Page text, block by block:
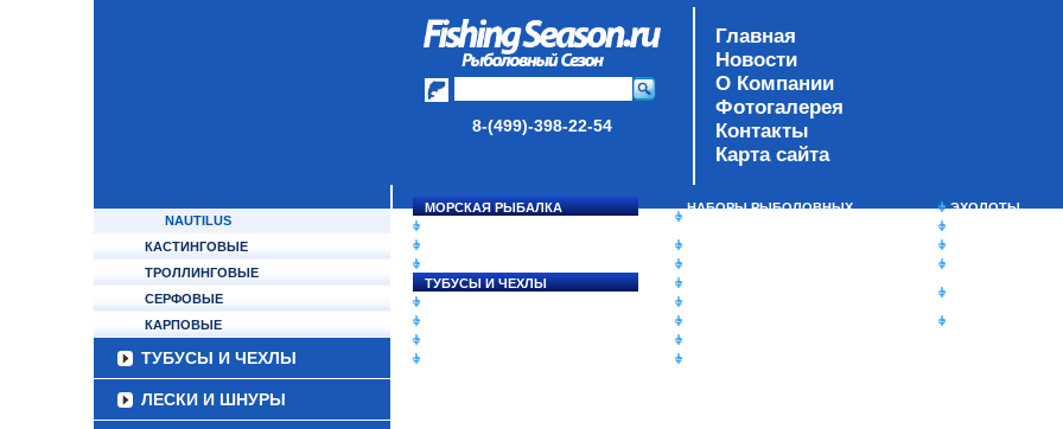
NAUTILUS
КАСТИНГОВЫЕ
ТРОЛЛИНГОВЫЕ
СЕРФОВЫЕ
КАРПОВЫЕ
ТУБУСЫ И ЧЕХЛЫ
ЛЕСКИ И ШНУРЫ
8-(499)-398-22-54
Главная
Новости
О Компании
Фотогалерея
Контакты
Карта сайта
МОРСКАЯ РЫБАЛКА
ТУБУСЫ И ЧЕХЛЫ
НАБОРЫ РЫБОЛОВНЫХ
ЭХОЛОТЫ